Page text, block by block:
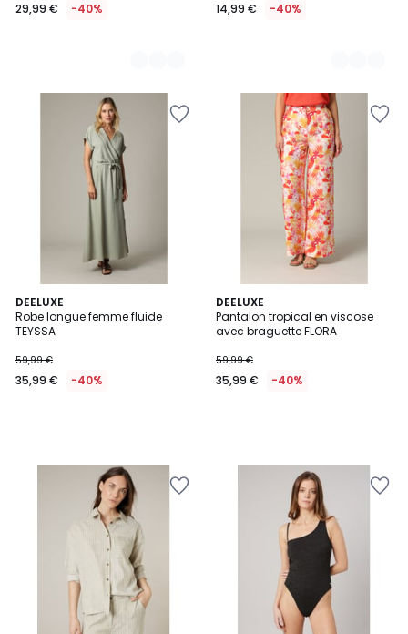
29,99 € -40% 14,99 € -40%
DEELUXE
Robe longue femme fluide
TEYSSA
59,99 €
35,99 € -40%
DEELUXE
Pantalon tropical en viscose
avec braguette FLORA
59,99 €
35,99 € -40%